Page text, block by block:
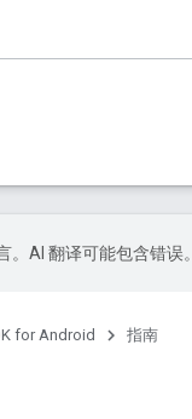
AI 翻译可能包含错误。
for Android 指南